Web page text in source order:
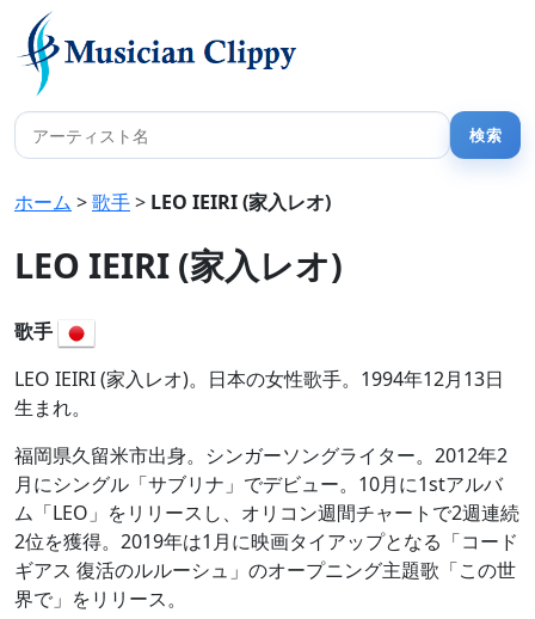
ホーム >歌手> LEO IEIRI (家入レオ)
LEO IEIRI (家入レオ)
歌手
LEO IEIRI (家入レオ)。日本の女性歌手。1994年12月13日
生まれ。
福岡県久留米市出身。シンガーソングライター。2012年2
月にシングル「サブリナ」でデビュー。10月に1stアルバ
ム「LEO」をリリースし、オリコン週間チャートで2週連続
2位を獲得。2019年は1月に映画タイアップとなる「コード
ギアス 復活のルルーシュ」のオープニング主題歌「この世
界で」をリリース。